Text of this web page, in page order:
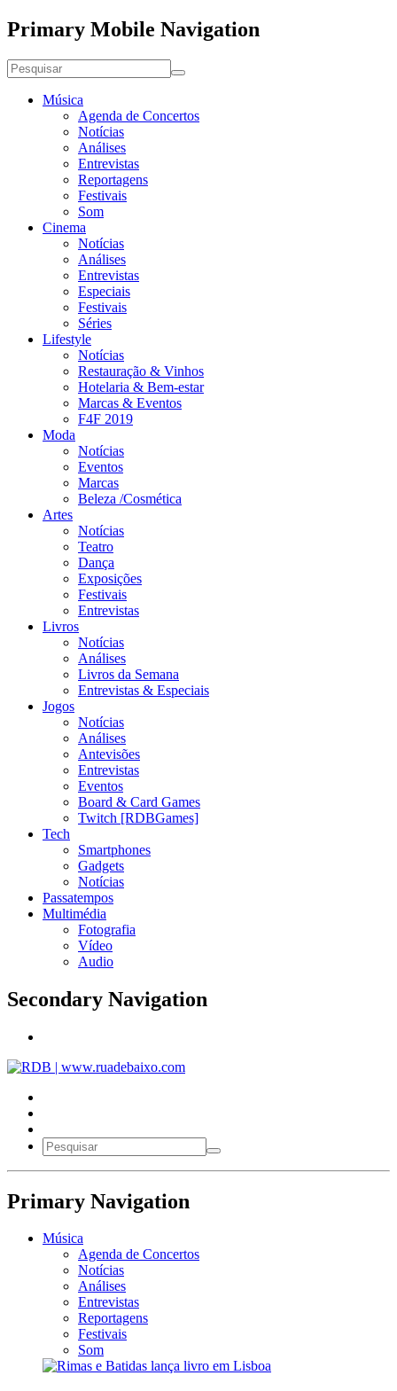
Primary Mobile Navigation
Música
Agenda de Concertos
Notícias
Análises
Entrevistas
Reportagens
Festivais
Som
Cinema
Notícias
Análises
Entrevistas
Especiais
Festivais
Séries
Lifestyle
Notícias
Restauração & Vinhos
Hotelaria & Bem-estar
Marcas & Eventos
F4F 2019
Moda
Notícias
Eventos
Marcas
Beleza /Cosmética
Artes
Notícias
Teatro
Dança
Exposições
Festivais
Entrevistas
Livros
Notícias
Análises
Livros da Semana
Entrevistas & Especiais
Jogos
Notícias
Análises
Antevisões
Entrevistas
Eventos
Board & Card Games
Twitch [RDBGames]
Tech
Smartphones
Gadgets
Notícias
Passatempos
Multimédia
Fotografia
Vídeo
Audio
Secondary Navigation
Primary Navigation
Música
Agenda de Concertos
Notícias
Análises
Entrevistas
Reportagens
Festivais
Som